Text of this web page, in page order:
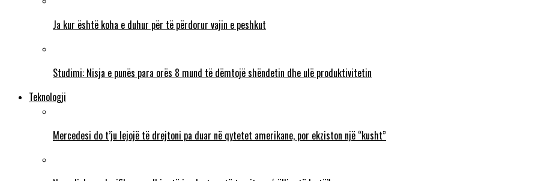
Ja kur është koha e duhur për të përdorur vajin e peshkut
Studimi: Nisja e punës para orës 8 mund të dëmtojë shëndetin dhe ulë produktivitetin
Teknologji
Mercedesi do t’ju lejojë të drejtoni pa duar në qytetet amerikane, por ekziston një “kusht”